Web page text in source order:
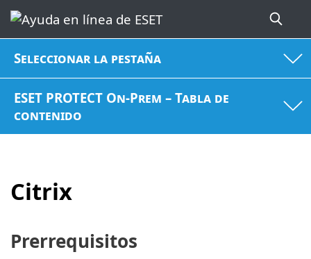
Seleccionar la pestaña
ESET PROTECT On-Prem – Tabla de
contenido
Citrix
Prerrequisitos